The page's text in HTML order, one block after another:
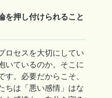
を押し付けられること
ロセスを大切にしてい
いているのか。そこに
す。必要だからこそ、
ちは「悪い感情」はな